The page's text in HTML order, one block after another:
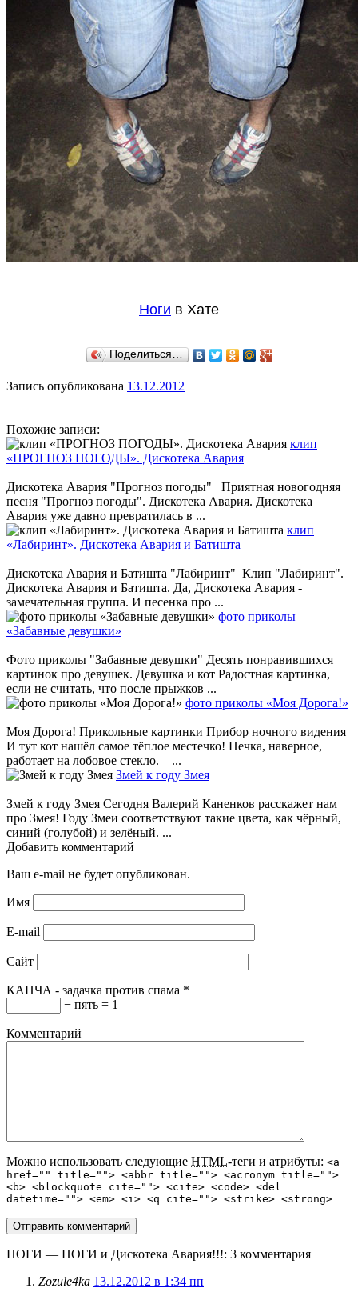
Ноги в Хате
Поделиться…
Запись опубликована 13.12.2012
Похожие записи:
клип
«ПРОГНОЗ ПОГОДЫ». Дискотека Авария
Дискотека Авария "Прогноз погоды" Приятная новогодняя
песня "Прогноз погоды". Дискотека Авария. Дискотека
Авария уже давно превратилась в ...
клип
«Лабиринт». Дискотека Авария и Батишта
Дискотека Авария и Батишта "Лабиринт" Клип "Лабиринт".
Дискотека Авария и Батишта. Да, Дискотека Авария -
замечательная группа. И песенка про ...
фото приколы
«Забавные девушки»
Фото приколы "Забавные девушки" Десять понравившихся
картинок про девушек. Девушка и кот Радостная картинка,
если не считать, что после прыжков ...
фото приколы «Моя Дорога!»
Моя Дорога! Прикольные картинки Прибор ночного видения
И тут кот нашёл самое тёплое местечко! Печка, наверное,
работает на лобовое стекло. ...
Змей к году Змея
Змей к году Змея Сегодня Валерий Каненков расскажет нам
про Змея! Году Змеи соответствуют такие цвета, как чёрный,
синий (голубой) и зелёный. ...
Добавить комментарий
Ваш e-mail не будет опубликован.
Имя
E-mail
Сайт
КАПЧА - задачка против спама *
− пять = 1
Комментарий
Можно использовать следующие HTML-теги и атрибуты: <a
href="" title=""> <abbr title=""> <acronym title="">
<b> <blockquote cite=""> <cite> <code> <del
datetime=""> <em> <i> <q cite=""> <strike> <strong>
НОГИ — НОГИ и Дискотека Авария!!!: 3 комментария
Zozule4ka 13.12.2012 в 1:34 пп